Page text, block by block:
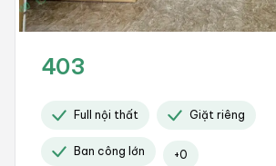
403
Full nội thất Giặt riêng
Ban công lớn +0